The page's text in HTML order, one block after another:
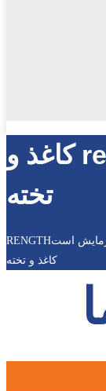
آزمایش استrength کاغذ و
تخته
آزمایش استRENGTH
کاغذ و تخته